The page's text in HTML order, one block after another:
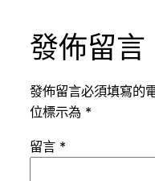
發佈留言
發佈留言必須填寫的
位標示為 *
留言 *